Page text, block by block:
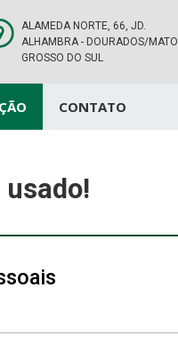
ALAMEDA NORTE, 66, JD.
ALHAMBRA - DOURADOS/MATO
GROSSO DO SUL
CONTATO